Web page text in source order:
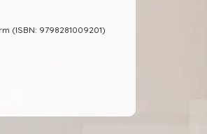
(ISBN: 9798281009201)